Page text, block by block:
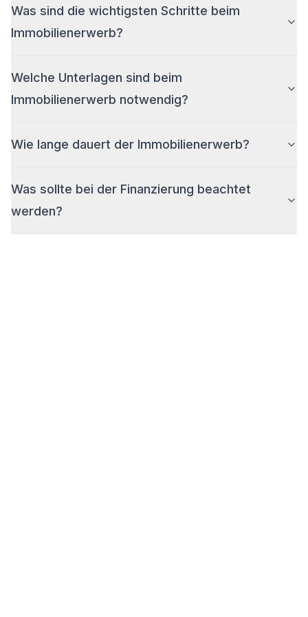
Was sind die wichtigsten Schritte beim
Immobilienerwerb?
Welche Unterlagen sind beim
Immobilienerwerb notwendig?
Wie lange dauert der Immobilienerwerb?
Was sollte bei der Finanzierung beachtet
werden?